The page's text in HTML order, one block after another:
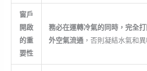
窗戶
開啟
的重
要性
務必在運轉冷氣的同時，完全
外空氣流通，否則凝結水氣和異